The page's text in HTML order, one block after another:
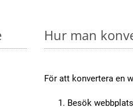
Hur man
För att konvertera en
Besök